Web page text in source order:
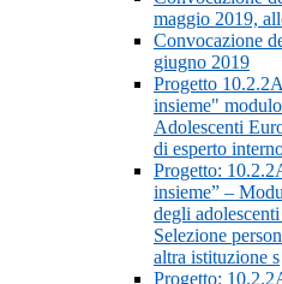
maggio 2019,
Convocazione
giugno 2019
Progetto
insieme"
Adolescenti
di esperto
Progetto:
insieme” –
degli
Selezione
altra istituzione s
Progetto: